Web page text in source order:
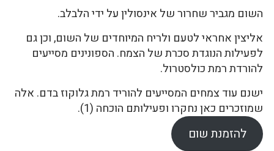
השום מגביר שחרור של אינסולין על ידי הלבלב.
אליצין אחראי לטעם ולריח המיוחדים של השום, וכן גם
לפעילות הנוגדת סכרת של הצמח. הספונינים מסייעים
להורדת רמת כולסטרול.
ישנם עוד צמחים המסייעים להוריד רמת גלוקוז בדם. אלה
שמוזכרים כאן נחקרו ופעילותם הוכחה (1).
להזמנת שום